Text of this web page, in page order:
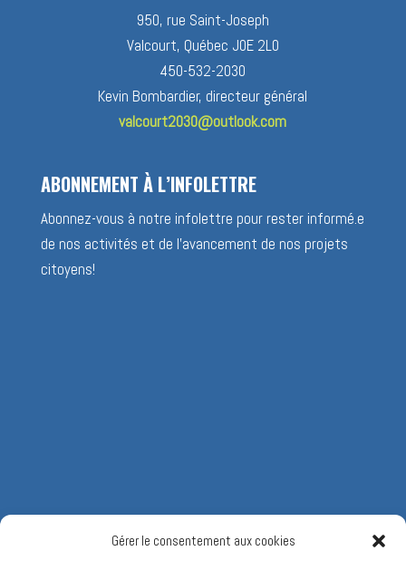
Gérer le consentement aux cookies
950, rue Saint-Joseph
Valcourt, Québec J0E 2L0
450-532-2030
Kevin Bombardier, directeur général
valcourt2030@outlook.com
ABONNEMENT À L’INFOLETTRE
Abonnez-vous à notre infolettre pour rester informé.e
de nos activités et de l’avancement de nos projets
citoyens!